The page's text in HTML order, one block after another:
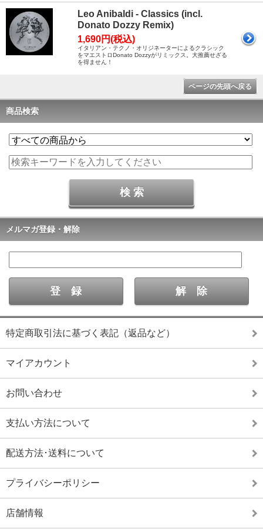
Leo Anibaldi - Classics (incl.
Donato Dozzy Remix)
1,690円(税込)
イタリアン・テクノ・オリジネーターによるクラシック
をマエストロDonato Dozzyがリミックス。大推薦せざる
を得ません！
ページの先頭へ戻る
商品検索
メルマガ登録・解除
特定商取引法に基づく表記（返品など）
マイアカウント
お問い合わせ
支払い方法について
配送方法･送料について
プライバシーポリシー
店舗情報